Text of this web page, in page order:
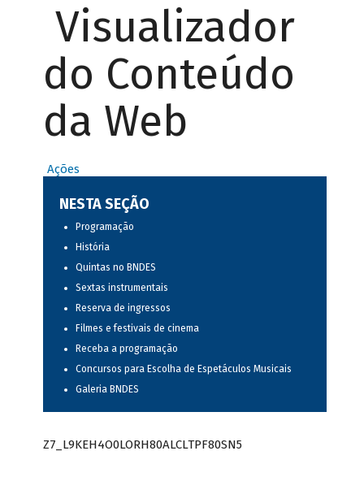
Visualizador
do Conteúdo
da Web
Ações
NESTA SEÇÃO
Programação
História
Quintas no BNDES
Sextas instrumentais
Reserva de ingressos
Filmes e festivais de cinema
Receba a programação
Concursos para Escolha de Espetáculos Musicais
Galeria BNDES
Z7_L9KEH4O0LORH80ALCLTPF80SN5